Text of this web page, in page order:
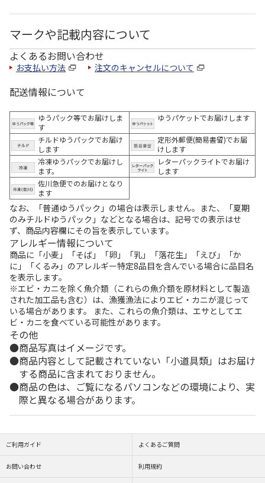
マークや記載内容について
よくあるお問い合わせ
お支払い方法 注文のキャンセルについて
配送情報について
ゆうパック等でお届けしま
す
ゆうパケットでお届けします
チルドゆうパックでお届け
します
定形外郵便(簡易書留)でお届
けします
冷凍ゆうパックでお届けし
ます。
レターパックライトでお届け
します
佐川急便でのお届けとなり
ます
なお、「普通ゆうパック」の場合は表示しません。また、「夏期
のみチルドゆうパック」などとなる場合は、記号での表示はせ
ず、商品内容欄にその旨を表示しています。
アレルギー情報について
商品に「小麦」「そば」「卵」「乳」「落花生」「えび」「か
に」「くるみ」のアレルギー特定8品目を含んでいる場合に品目名
を表示します。
※エビ・カニを除く魚介類（これらの魚介類を原材料として製造
された加工品も含む）は、漁獲漁法によりエビ・カニが混じって
いる場合があります。 また、これらの魚介類は、エサとしてエ
ビ・カニを食べている可能性があります。
その他
商品写真はイメージです。
商品内容として記載されていない「小道具類」はお届け
する商品に含まれておりません。
商品の色は、ご覧になるパソコンなどの環境により、実
際と異なる場合があります。
ご利用ガイド よくあるご質問
お問い合わせ 利用規約